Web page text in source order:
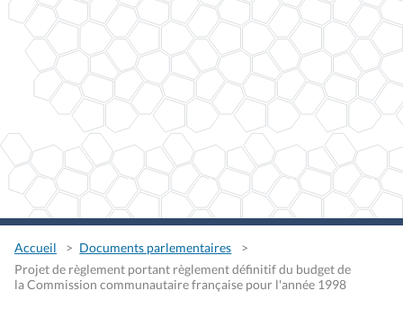
Accueil
Documents parlementaires
Projet de règlement portant règlement définitif du budget de
la Commission communautaire française pour l'année 1998